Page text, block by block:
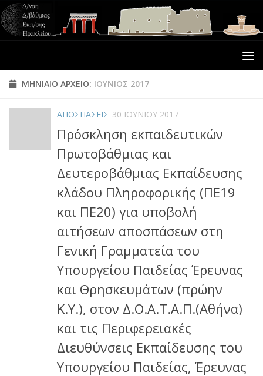
ΜΗΝΙΑΊΟ ΑΡΧΕΊΟ: ΙΟΎΝΙΟΣ 2017
ΑΠΟΣΠΑΣΕΙΣ 30 ΙΟΥΝΊΟΥ 2017
Πρόσκληση εκπαιδευτικών
Πρωτοβάθμιας και
Δευτεροβάθμιας Εκπαίδευσης
κλάδου Πληροφορικής (ΠΕ19
και ΠΕ20) για υποβολή
αιτήσεων αποσπάσεων στη
Γενική Γραμματεία του
Υπουργείου Παιδείας Έρευνας
και Θρησκευμάτων (πρώην
Κ.Υ.), στον Δ.Ο.Α.Τ.Α.Π.(Αθήνα)
και τις Περιφερειακές
Διευθύνσεις Εκπαίδευσης του
Υπουργείου Παιδείας, Έρευνας